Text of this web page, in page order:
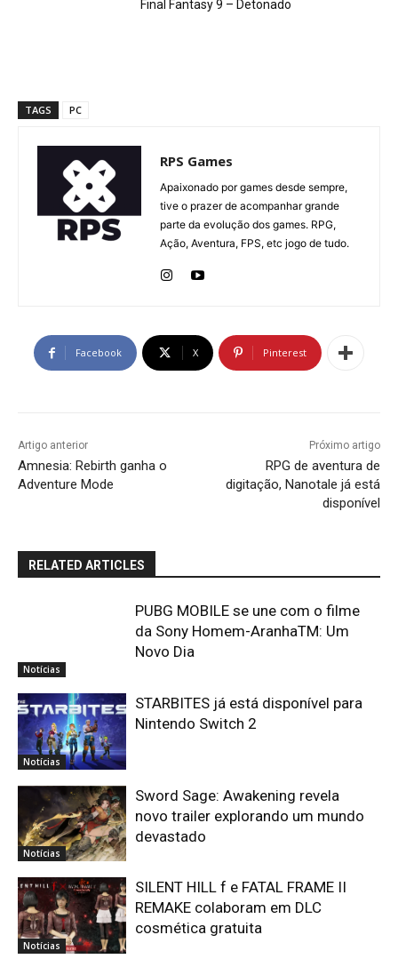
Final Fantasy 9 – Detonado
TAGS PC
RPS Games
Apaixonado por games desde sempre,
tive o prazer de acompanhar grande
parte da evolução dos games. RPG,
Ação, Aventura, FPS, etc jogo de tudo.
Facebook X Pinterest
Artigo anterior
Amnesia: Rebirth ganha o
Adventure Mode
Próximo artigo
RPG de aventura de
digitação, Nanotale já está
disponível
RELATED ARTICLES
Notícias
PUBG MOBILE se une com o filme
da Sony Homem-AranhaTM: Um
Novo Dia
Notícias
STARBITES já está disponível para
Nintendo Switch 2
Notícias
Sword Sage: Awakening revela
novo trailer explorando um mundo
devastado
Notícias
SILENT HILL f e FATAL FRAME II
REMAKE colaboram em DLC
cosmética gratuita